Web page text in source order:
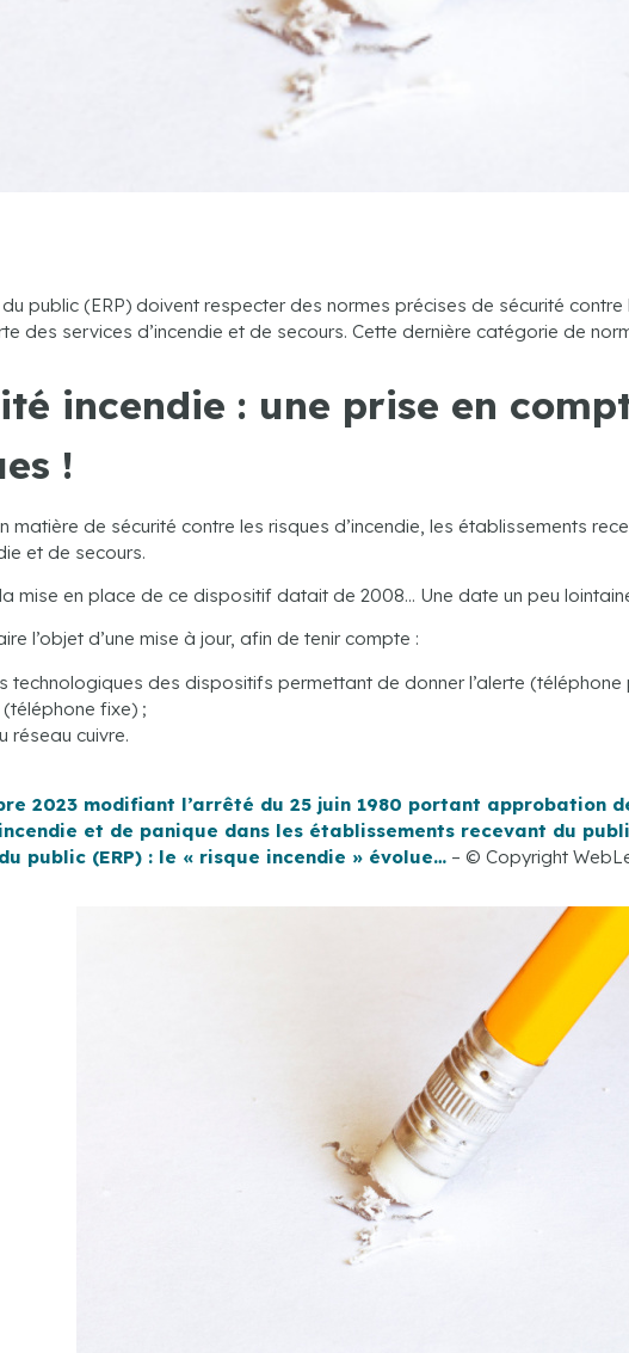
public (ERP) doivent respecter des normes précises de sécurité
des services d’incendie et de secours. Cette dernière catégorie de
incendie : une prise en
!
matière de sécurité contre les risques d’incendie, les établissements
et de secours.
mise en place de ce dispositif datait de 2008… Une date un peu
l’objet d’une mise à jour, afin de tenir compte :
technologiques des dispositifs permettant de donner l’alerte (téléphone
fixe) ;
réseau cuivre.
2023 modifiant l’arrêté du 25 juin 1980 portant approbation
et de panique dans les établissements recevant du
public (ERP) : le « risque incendie » évolue… – © Copyright